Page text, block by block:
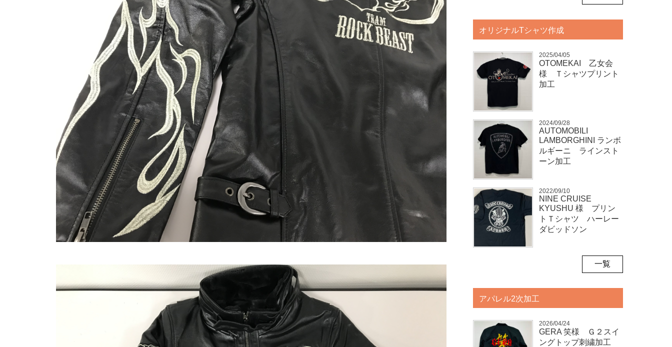
オリジナルTシャツ作成
2025/04/05
OTOMEKAI 乙女会
様 Ｔシャツプリント
加工
2024/09/28
AUTOMOBILI
LAMBORGHINI ランボ
ルギーニ ラインスト
ーン加工
2022/09/10
NINE CRUISE
KYUSHU 様 プリン
トＴシャツ ハーレー
ダビッドソン
一覧
アパレル2次加工
2026/04/24
GERA 笑様 Ｇ２スイ
ングトップ刺繍加工